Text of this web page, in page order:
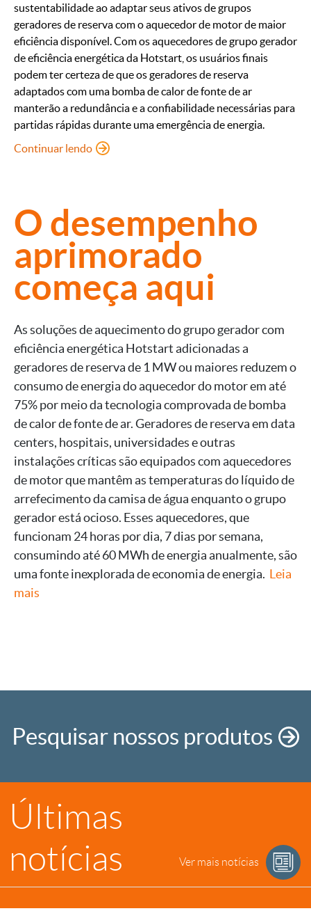
O desempenho
aprimorado
começa aqui
As soluções de aquecimento do grupo gerador com
eficiência energética Hotstart adicionadas a
geradores de reserva de 1 MW ou maiores reduzem o
consumo de energia do aquecedor do motor em até
75% por meio da tecnologia comprovada de bomba
de calor de fonte de ar. Geradores de reserva em data
centers, hospitais, universidades e outras
instalações críticas são equipados com aquecedores
de motor que mantêm as temperaturas do líquido de
arrefecimento da camisa de água enquanto o grupo
gerador está ocioso. Esses aquecedores, que
funcionam 24 horas por dia, 7 dias por semana,
consumindo até 60 MWh de energia anualmente, são
uma fonte inexplorada de economia de energia. Leia
mais
sustentabilidade ao adaptar seus ativos de grupos
geradores de reserva com o aquecedor de motor de maior
eficiência disponível. Com os aquecedores de grupo gerador
de eficiência energética da Hotstart, os usuários finais
podem ter certeza de que os geradores de reserva
adaptados com uma bomba de calor de fonte de ar
manterão a redundância e a confiabilidade necessárias para
partidas rápidas durante uma emergência de energia.
Continuar lendo: Aquecedores com eficiência energ
Pesquisar nossos produtos
Últimas
notícias
Ver mais notícias